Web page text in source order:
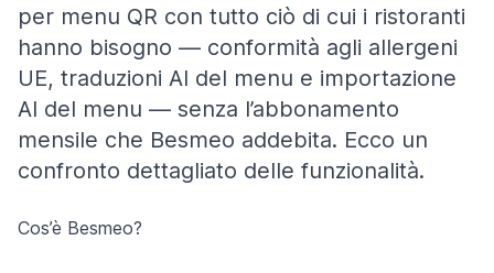
per menu QR con tutto ciò di cui i ristoranti
hanno bisogno — conformità agli allergeni
UE, traduzioni AI del menu e importazione
AI del menu — senza l’abbonamento
mensile che Besmeo addebita. Ecco un
confronto dettagliato delle funzionalità.
Cos’è Besmeo?